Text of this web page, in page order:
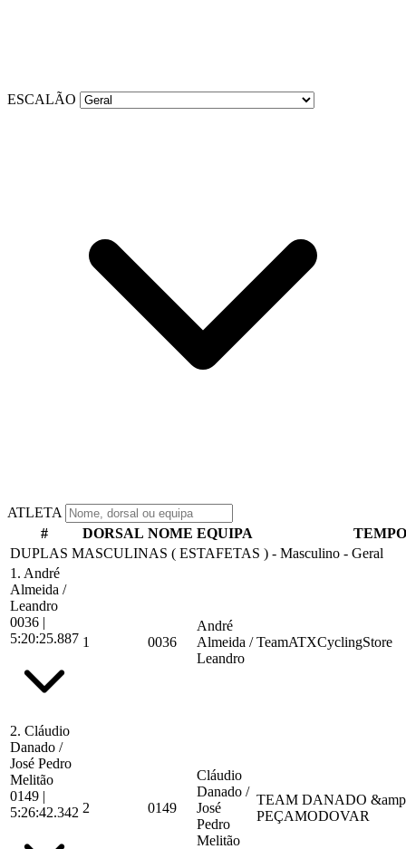
ESCALÃO
ATLETA
#
DORSAL NOME EQUIPA
TEMPO
DUPLAS MASCULINAS ( ESTAFETAS ) - Masculino - Geral
1. André
Almeida /
Leandro
0036 |
5:20:25.887 1 0036
André
Almeida /
Leandro
TeamATXCyclingStore
2. Cláudio
Danado /
José Pedro
Melitão
0149 |
5:26:42.342 2 0149
Cláudio
Danado /
José
Pedro
Melitão
TEAM DANADO
PEÇAMODOVAR